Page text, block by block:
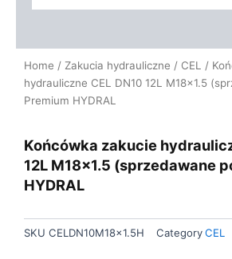
Home / Zakucia hydrauliczne / CEL
/
hydrauliczne CEL DN10 12L M18x1.5
Premium HYDRAL
Końcówka zakucie
12L M18x1.5 (sprzedawane
HYDRAL
SKU CELDN10M18x1.5H CategoryCEL